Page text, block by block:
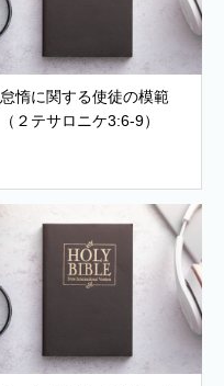
怠惰に関する使徒の模範
（２テサロニケ3:6-9）